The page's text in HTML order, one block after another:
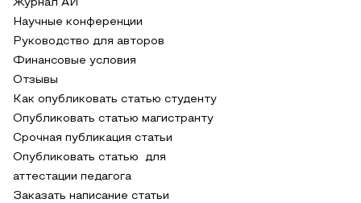
Журнал АИ
Научные конференции
Руководство для авторов
Финансовые условия
Отзывы
Как опубликовать статью студенту
Опубликовать статью магистранту
Срочная публикация статьи
Опубликовать статью для
аттестации педагога
Заказать написание статьи